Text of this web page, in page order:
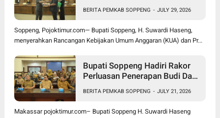
Tengah Tekanan Fiskal
BERITA PEMKAB SOPPENG - JULY 29, 2026
Soppeng, Pojoktimur.com— Bupati Soppeng, H. Suwardi Haseng,
menyerahkan Rancangan Kebijakan Umum Anggaran (KUA) dan Pr...
Bupati Soppeng Hadiri Rakor
Perluasan Penerapan Budi Daya
BERITA PEMKAB SOPPENG - JULY 21, 2026
Makassar pojoktimur.com– Bupati Soppeng H. Suwardi Haseng